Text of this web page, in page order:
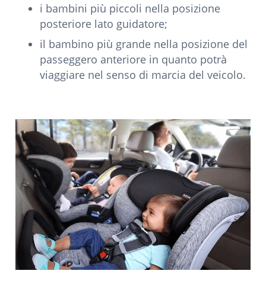
i bambini più piccoli nella posizione
posteriore lato guidatore;
il bambino più grande nella posizione del
passeggero anteriore in quanto potrà
viaggiare nel senso di marcia del veicolo.